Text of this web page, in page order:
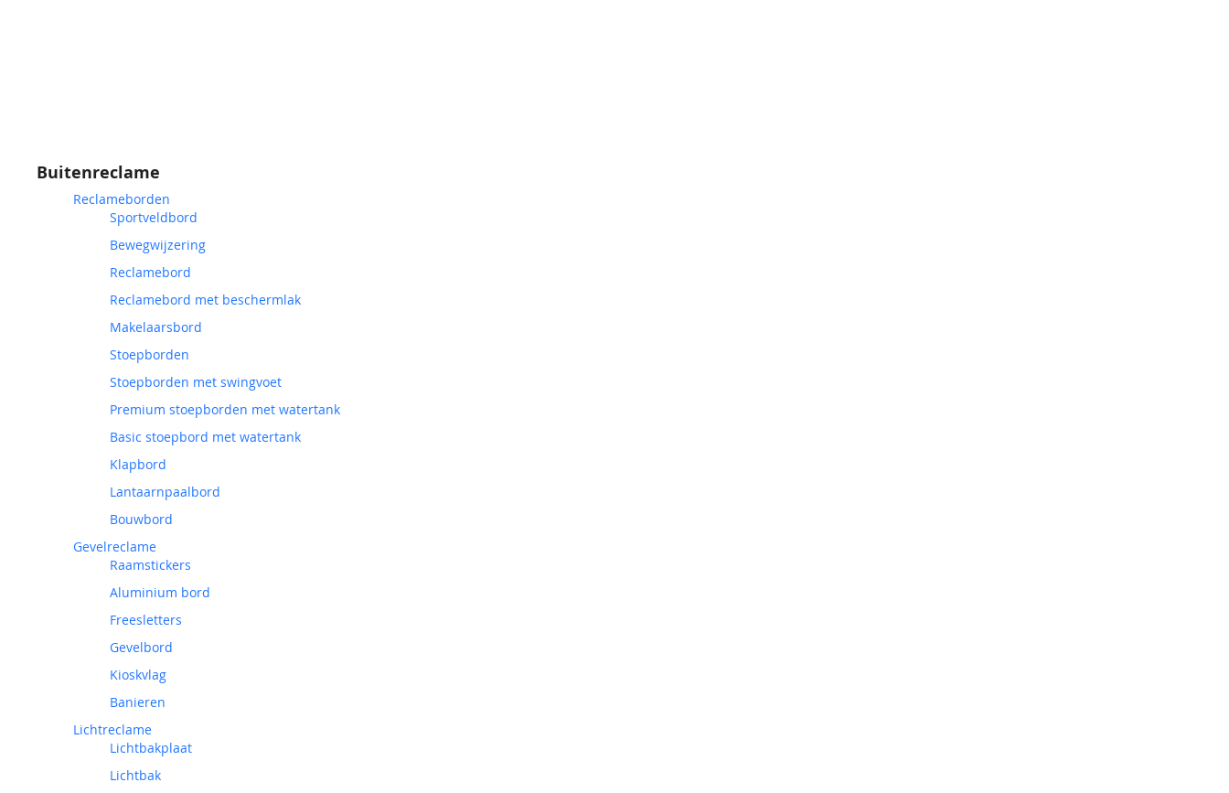
Buitenreclame
Reclameborden
Sportveldbord
Bewegwijzering
Reclamebord
Reclamebord met beschermlak
Makelaarsbord
Stoepborden
Stoepborden met swingvoet
Premium stoepborden met watertank
Basic stoepbord met watertank
Klapbord
Lantaarnpaalbord
Bouwbord
Gevelreclame
Raamstickers
Aluminium bord
Freesletters
Gevelbord
Kioskvlag
Banieren
Lichtreclame
Lichtbakplaat
Lichtbak